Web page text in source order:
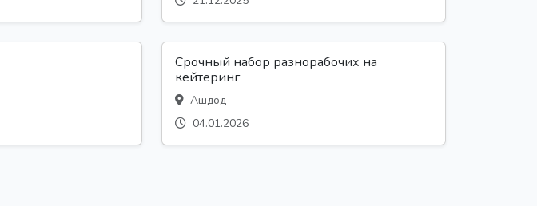
Срочный набор разнорабочих на
кейтеринг
Ашдод
04.01.2026